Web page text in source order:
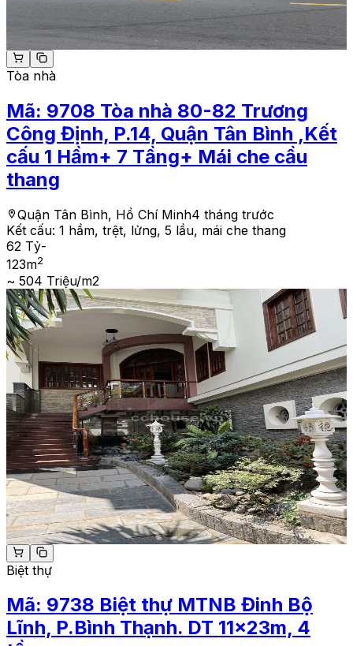
Tòa nhà
Mã: 9708 Tòa nhà 80-82 Trương
Công Định, P.14, Quận Tân Bình ,Kết
cấu 1 Hầm+ 7 Tầng+ Mái che cầu
thang
Quận Tân Bình, Hồ Chí Minh4 tháng trước
Kết cấu: 1 hầm, trệt, lửng, 5 lầu, mái che thang
62 Tỷ-
123m2
~ 504 Triệu/m2
Biệt thự
Mã: 9738 Biệt thự MTNB Đinh Bộ
Lĩnh, P.Bình Thạnh. DT 11x23m, 4